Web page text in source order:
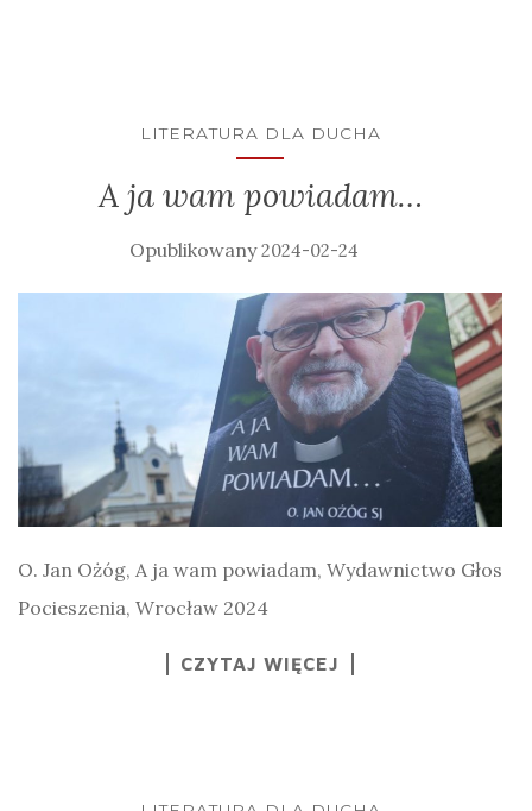
LITERATURA DLA DUCHA
A ja wam powiadam…
2024-02-24
O. Jan Ożóg, A ja wam powiadam, Wydawnictwo Głos
Pocieszenia, Wrocław 2024
CZYTAJ WIĘCEJ